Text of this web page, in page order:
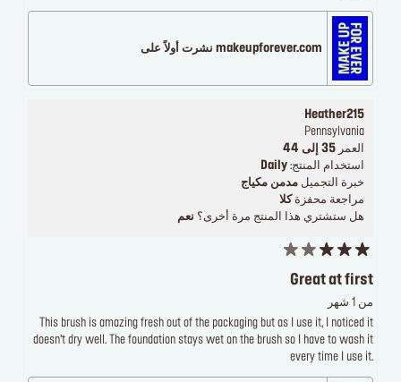
makeupforever.com نشرت أولاً على
Heather215
Pennsylvania
العمر 35 إلى 44
استخدام المنتج: Daily
خبرة التجميل مدمن مكياج
مراجعة محفزةكلا
هل ستشتري هذا المنتج مرة أخرى؟ نعم
Great at first
من 1 شهر
This brush is amazing fresh out of the packaging but as I use it, I noticed it
doesn’t dry well. The foundation stays wet on the brush so I have to wash it
every time I use it.